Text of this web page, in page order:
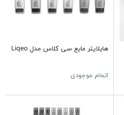
هایلایتر مایع سی کلاس مدل Liqeo
اتمام موجودی